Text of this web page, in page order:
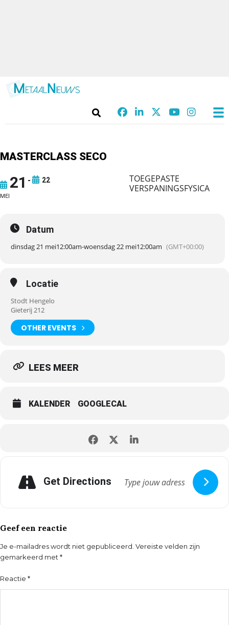
MASTERCLASS SECO
21
MEI
22
TOEGEPASTE
VERSPANINGSFYSICA
Datum
dinsdag 21 mei12:00am-woensdag 22 mei12:00am (GMT+00:00)
Locatie
Stodt Hengelo
Gieterij 212
OTHER EVENTS
LEES MEER
KALENDER GOOGLECAL
Get Directions
Geef een reactie
Je e-mailadres wordt niet gepubliceerd. Vereiste velden zijn
gemarkeerd met *
Reactie *